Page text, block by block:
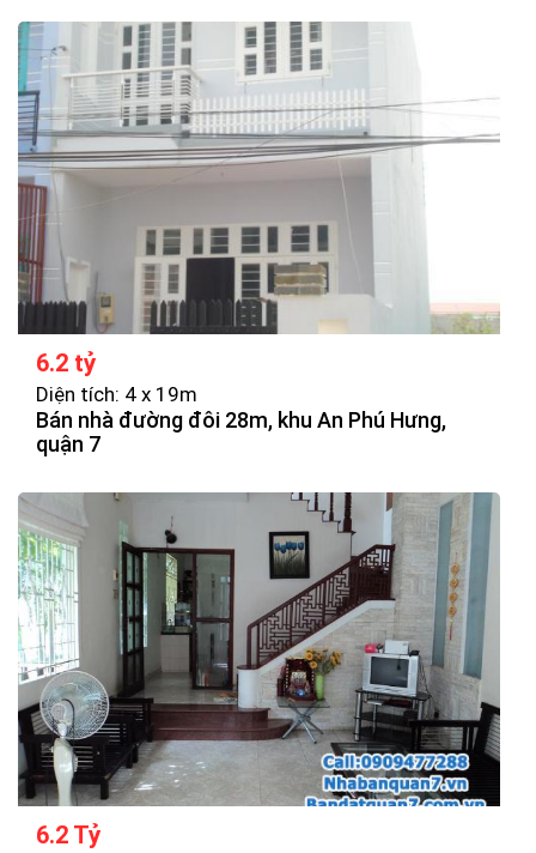
6.2 tỷ
Diện tích: 4 x 19m
Bán nhà đường đôi 28m, khu An Phú Hưng,
quận 7
6.2 Tỷ